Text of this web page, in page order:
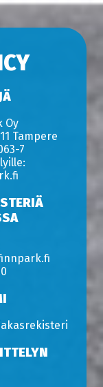
Oy
Tampere
7